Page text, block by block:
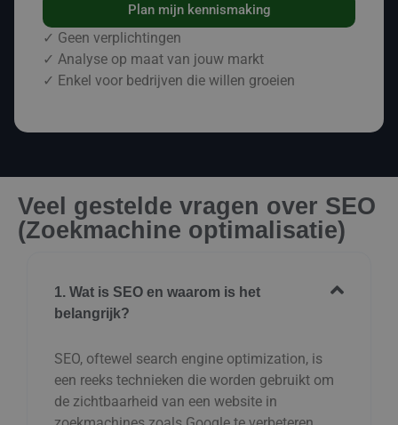
Plan mijn kennismaking
✓ Geen verplichtingen
✓ Analyse op maat van jouw markt
✓ Enkel voor bedrijven die willen groeien
Veel gestelde vragen over SEO
(Zoekmachine optimalisatie)
1. Wat is SEO en waarom is het
belangrijk?
SEO, oftewel search engine optimization, is
een reeks technieken die worden gebruikt om
de zichtbaarheid van een website in